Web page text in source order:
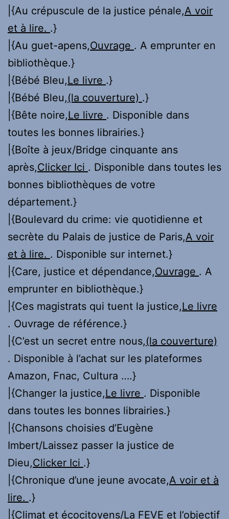
|{Au crépuscule de la justice pénale,A voir
et à lire. .}
|{Au guet-apens,Ouvrage . A emprunter en
bibliothèque.}
|{Bébé Bleu,Le livre .}
|{Bébé Bleu,(la couverture) .}
|{Bête noire,Le livre . Disponible dans
toutes les bonnes librairies.}
|{Boîte à jeux/Bridge cinquante ans
après,Clicker Ici . Disponible dans toutes les
bonnes bibliothèques de votre
département.}
|{Boulevard du crime: vie quotidienne et
secrète du Palais de justice de Paris,A voir
et à lire. . Disponible sur internet.}
|{Care, justice et dépendance,Ouvrage . A
emprunter en bibliothèque.}
|{Ces magistrats qui tuent la justice,Le livre
. Ouvrage de référence.}
|{C’est un secret entre nous,(la couverture)
. Disponible à l’achat sur les plateformes
Amazon, Fnac, Cultura ….}
|{Changer la justice,Le livre . Disponible
dans toutes les bonnes librairies.}
|{Chansons choisies d’Eugène
Imbert/Laissez passer la justice de
Dieu,Clicker Ici .}
|{Chronique d’une jeune avocate,A voir et à
lire. .}
|{Climat et écocitoyens/La FEVE et l’objectif